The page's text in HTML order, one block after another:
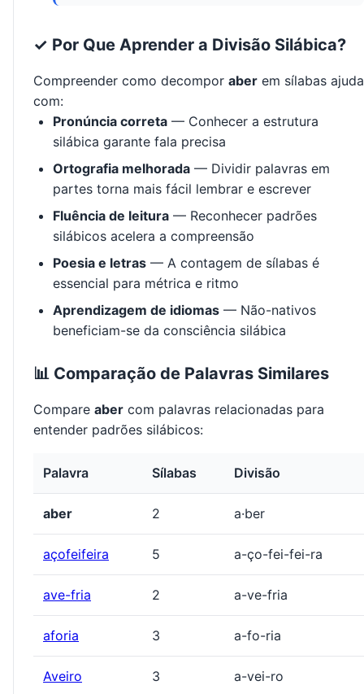
✓ Por Que Aprender a Divisão Silábica?
Compreender como decompor aber em sílabas ajuda
com:
Pronúncia correta — Conhecer a estrutura
silábica garante fala precisa
Ortografia melhorada — Dividir palavras em
partes torna mais fácil lembrar e escrever
Fluência de leitura — Reconhecer padrões
silábicos acelera a compreensão
Poesia e letras — A contagem de sílabas é
essencial para métrica e ritmo
Aprendizagem de idiomas — Não-nativos
beneficiam-se da consciência silábica
📊 Comparação de Palavras Similares
Compare aber com palavras relacionadas para
entender padrões silábicos:
Palavra Sílabas Divisão
aber 2 a·ber
açofeifeira 5 a-ço-fei-fei-ra
ave-fria 2 a-ve-fria
aforia 3 a-fo-ria
Aveiro 3 a-vei-ro